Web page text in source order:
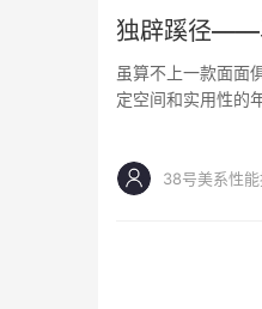
独辟蹊径——
虽算不上一款面面
定空间和实用性的
38号美系性